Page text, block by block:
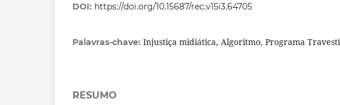
DOI: https://doi.org/10.15687/rec.v15i3.64705
Palavras-chave: Injustiça midiática, Algoritmo, Programa Travesti
RESUMO